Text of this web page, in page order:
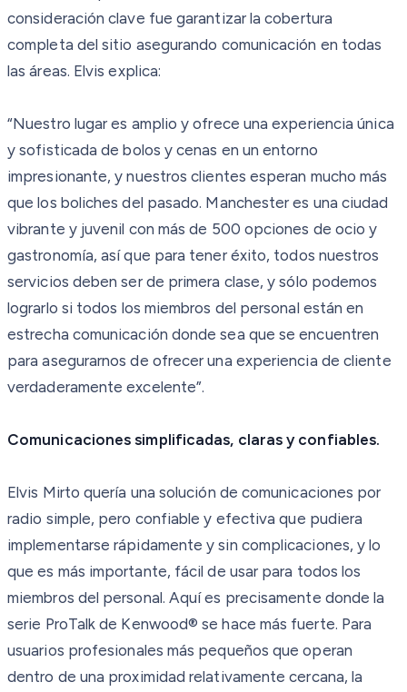
consideración clave fue garantizar la cobertura
completa del sitio asegurando comunicación en todas
las áreas. Elvis explica:
“Nuestro lugar es amplio y ofrece una experiencia única
y sofisticada de bolos y cenas en un entorno
impresionante, y nuestros clientes esperan mucho más
que los boliches del pasado. Manchester es una ciudad
vibrante y juvenil con más de 500 opciones de ocio y
gastronomía, así que para tener éxito, todos nuestros
servicios deben ser de primera clase, y sólo podemos
lograrlo si todos los miembros del personal están en
estrecha comunicación donde sea que se encuentren
para asegurarnos de ofrecer una experiencia de cliente
verdaderamente excelente”.
Comunicaciones simplificadas, claras y confiables.
Elvis Mirto quería una solución de comunicaciones por
radio simple, pero confiable y efectiva que pudiera
implementarse rápidamente y sin complicaciones, y lo
que es más importante, fácil de usar para todos los
miembros del personal. Aquí es precisamente donde la
serie ProTalk de Kenwood® se hace más fuerte. Para
usuarios profesionales más pequeños que operan
dentro de una proximidad relativamente cercana, la